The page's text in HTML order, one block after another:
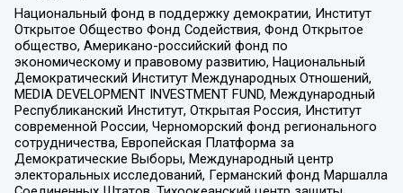
Национальный фонд в поддержку демократии, Институт
Открытое Общество Фонд Содействия, Фонд Открытое
общество, Американо-российский фонд по
экономическому и правовому развитию, Национальный
Демократический Институт Международных Отношений,
MEDIA DEVELOPMENT INVESTMENT FUND, Международный
Республиканский Институт, Открытая Россия, Институт
современной России, Черноморский фонд регионального
сотрудничества, Европейская Платформа за
Демократические Выборы, Международный центр
электоральных исследований, Германский фонд Маршалла